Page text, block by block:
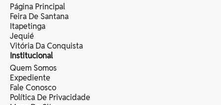
Página Principal
Feira De Santana
Itapetinga
Jequié
Vitória Da Conquista
Institucional
Quem Somos
Expediente
Fale Conosco
Política De Privacidade